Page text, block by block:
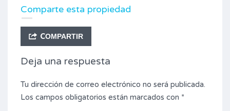
Comparte esta propiedad
COMPARTIR
Deja una respuesta
Tu dirección de correo electrónico no será publicada.
Los campos obligatorios están marcados con *